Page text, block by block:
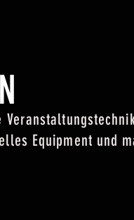
Equipment und